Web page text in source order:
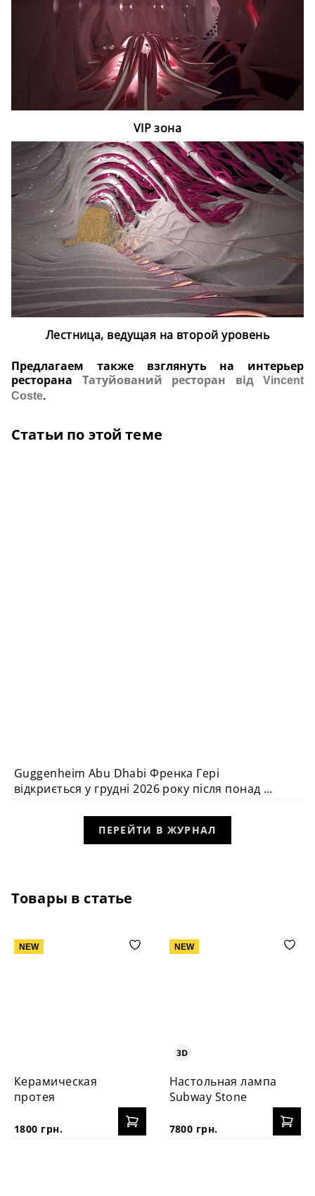
VIP зона
Лестница, ведущая на второй уровень
Предлагаем также взглянуть на интерьер
ресторана Татуйований ресторан від Vincent
Coste.
Статьи по этой теме
АРХІТЕКТУРА
Guggenheim Abu Dhabi Френка Гері
відкриється у грудні 2026 року після понад 20
ПЕРЕЙТИ В ЖУРНАЛ
Товары в статье
NEW
Керамическая
протея
1800 грн.
NEW
Настольная лампа
Subway Stone
7800 грн.